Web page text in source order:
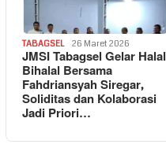
TABAGSEL 26 Maret 2026
JMSI Tabagsel Gelar Halal
Bihalal Bersama
Fahdriansyah Siregar,
Soliditas dan Kolaborasi
Jadi Priori…